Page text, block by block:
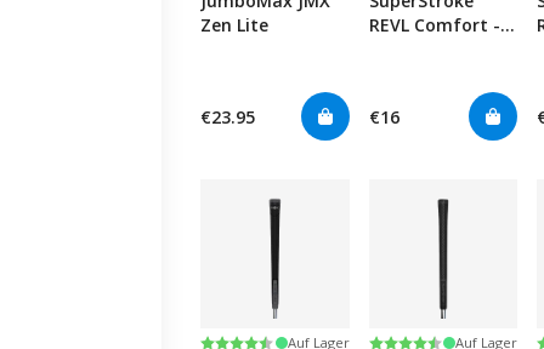
Zen Lite
€23.95
REVL Comfort -
€16
Bewertung:
4.5 von 5 Sternen
Auf Lager Bewertung:
4.6 von 5 Sternen
Auf Lager